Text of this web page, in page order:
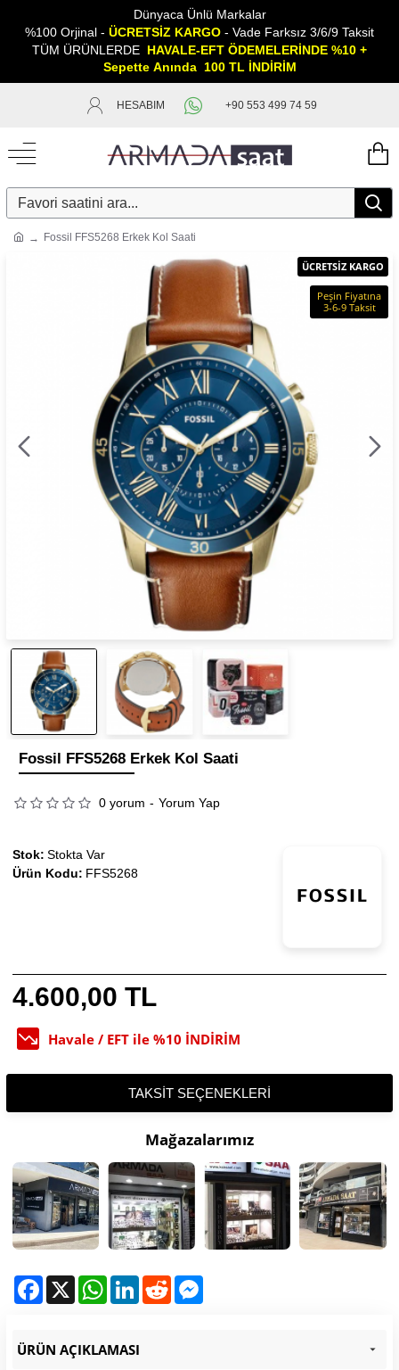
Dünyaca Ünlü Markalar
%100 Orjinal - ÜCRETSİZ KARGO - Vade Farksız 3/6/9 Taksit
TÜM ÜRÜNLERDE HAVALE-EFT ÖDEMELERİNDE %10 +
Sepette Anında 100 TL İNDİRİM
HESABIM +90 553 499 74 59
Fossil FFS5268 Erkek Kol Saati
ÜCRETSİZ KARGO
Peşin Fiyatına
3-6-9 Taksit
Fossil FFS5268 Erkek Kol Saati
0 yorum - Yorum Yap
4.600,00 TL
Havale / EFT ile %10 İNDİRİM
Stok: Stokta Var
Ürün Kodu: FFS5268
TAKSIT SEÇENEKLERI
Mağazalarımız
Facebook
X WhatsAppLinkedInReddit
ÜRÜN AÇIKLAMASI